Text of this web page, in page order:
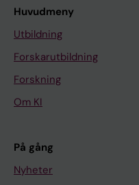
Huvudmeny
Utbildning
Forskarutbildning
Forskning
Om KI
På gång
Nyheter